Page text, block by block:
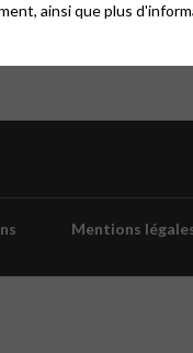
Mentions
ainsi que plus